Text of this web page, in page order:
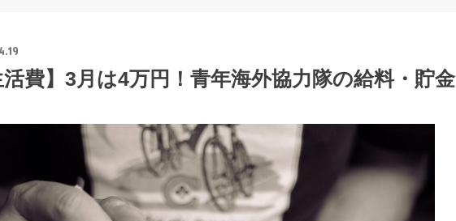
活費】3月は4万円！青年海外協力隊の給料・貯金